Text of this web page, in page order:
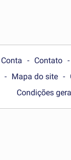
Conta Contato
Mapa do site
Condições